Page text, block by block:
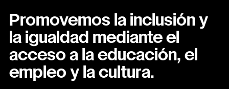
Promovemos la inclusión y
la igualdad mediante el
acceso a la educación, el
empleo y la cultura.